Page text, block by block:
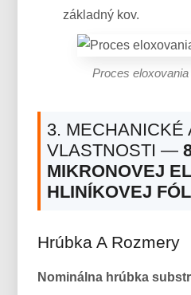
základný kov.
Proces
3. MECHANICKÉ
VLASTNOSTI —
MIKRONOVEJ
HLINÍKOVEJ
Hrúbka A Rozmery
Nominálna hrúbka